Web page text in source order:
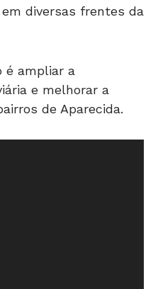
diversas frentes da
é ampliar a
e melhorar a
de Aparecida.